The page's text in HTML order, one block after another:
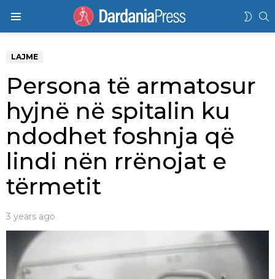
LAJME
Persona të armatosur
hyjnë në spitalin ku
ndodhet foshnja që
lindi nën rrënojat e
tërmetit
3 years ago